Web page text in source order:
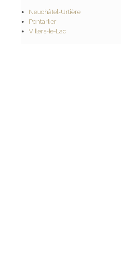
Neuchâtel-Urtière
Pontarlier
Villers-le-Lac